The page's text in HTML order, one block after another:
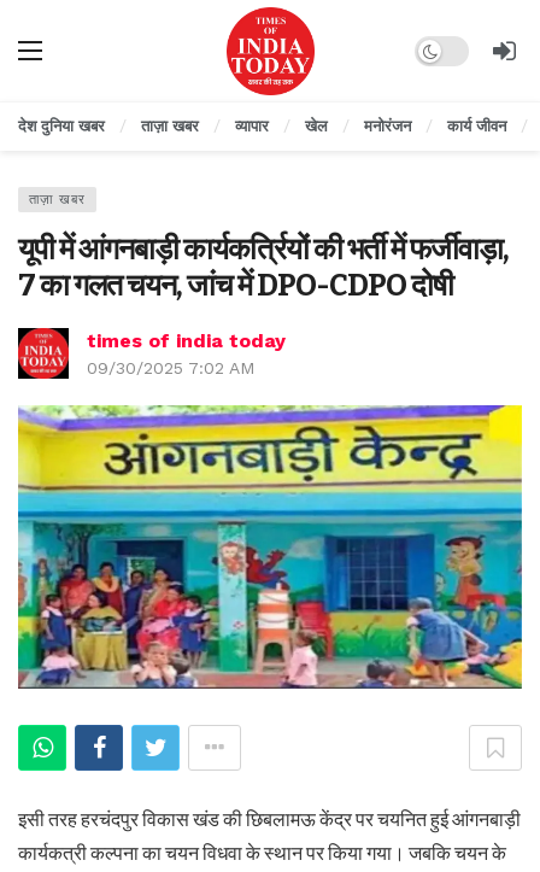
Dark mode
देश दुनिया खबर ताज़ा खबर व्यापार खेल मनोरंजन कार्य जीवन
ताज़ा खबर
यूपी में आंगनबाड़ी कार्यकर्त्रियों की भर्ती में फर्जीवाड़ा,
7 का गलत चयन, जांच में DPO-CDPO दोषी
times of india today
09/30/2025 7:02 AM
इसी तरह हरचंदपुर विकास खंड की छिबलामऊ केंद्र पर चयनित हुई आंगनबाड़ी
कार्यकत्री कल्पना का चयन विधवा के स्थान पर किया गया। जबकि चयन के